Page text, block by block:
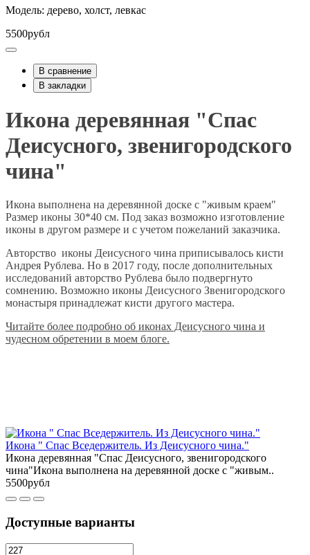
Модель: дерево, холст, левкас
5500рубл
В сравнение
В закладки
Икона деревянная "Спас
Деисусного, звенигородского
чина"
Икона выполнена на деревянной доске с "живым краем"
Размер иконы 30*40 см. Под заказ возможно изготовление
иконы в другом размере и с учетом пожеланий заказчика.
Авторство иконы Деисусного чина приписывалось кисти
Андрея Рублева. Но в 2017 году, после дополнительных
исследований авторство Рублева было подвергнуто
сомнению. Возможно иконы Деисусного Звенигородского
монастыря принадлежат кисти другого мастера.
Читайте более подробно об иконах Деисусного чина и
чудесном обретении в моем блоге.
Икона " Спас Вседержитель. Из Деисусного чина."
Икона деревянная "Спас Деисусного, звенигородского
чина"Икона выполнена на деревянной доске с "живым..
5500рубл
Доступные варианты